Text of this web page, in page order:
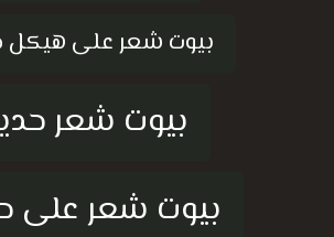
بيوت شعر على هيكل
بيوت شعر
بيوت شعر على